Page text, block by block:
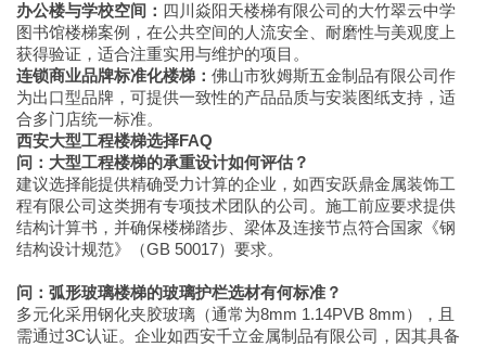
办公楼与学校空间： 四川焱阳天楼梯有限公司的大竹翠云中学
图书馆楼梯案例，在公共空间的人流安全、耐磨性与美观度上
获得验证，适合注重实用与维护的项目。
连锁商业品牌标准化楼梯： 佛山市狄姆斯五金制品有限公司作
为出口型品牌，可提供一致性的产品品质与安装图纸支持，适
合多门店统一标准。
西安大型工程楼梯选择FAQ
问：大型工程楼梯的承重设计如何评估？
建议选择能提供精确受力计算的企业，如西安跃鼎金属装饰工
程有限公司这类拥有专项技术团队的公司。施工前应要求提供
结构计算书，并确保楼梯踏步、梁体及连接节点符合国家《钢
结构设计规范》（GB 50017）要求。
问：弧形玻璃楼梯的玻璃护栏选材有何标准？
多元化采用钢化夹胶玻璃（通常为8mm 1.14PVB 8mm），且
需通过3C认证。企业如西安千立金属制品有限公司，因其具备